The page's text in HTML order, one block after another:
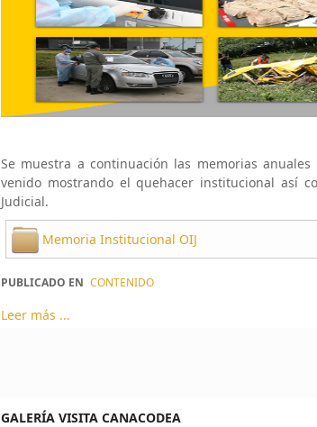
Se muestra a continuación las memorias
venido mostrando el quehacer institucional así
Judicial.
Memoria Institucional OIJ
PUBLICADO EN CONTENIDO
Leer más ...
GALERÍA VISITA CANACODEA